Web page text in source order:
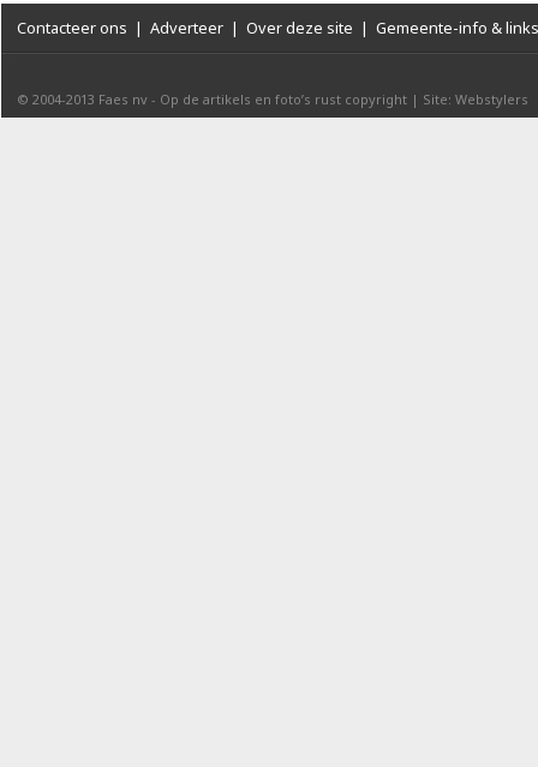
Contacteer ons | Adverteer | Over deze site | Gemeente-info & links
© 2004-2013 Faes nv - Op de artikels en foto’s rust copyright | Site: Webstylers